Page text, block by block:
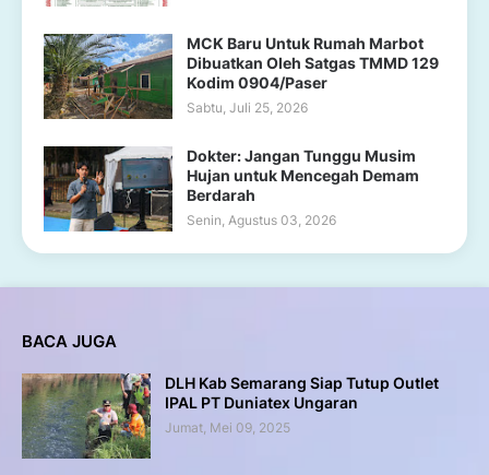
MCK Baru Untuk Rumah Marbot
Dibuatkan Oleh Satgas TMMD 129
Kodim 0904/Paser
Sabtu, Juli 25, 2026
Dokter: Jangan Tunggu Musim
Hujan untuk Mencegah Demam
Berdarah
Senin, Agustus 03, 2026
BACA JUGA
DLH Kab Semarang Siap Tutup Outlet
IPAL PT Duniatex Ungaran
Jumat, Mei 09, 2025